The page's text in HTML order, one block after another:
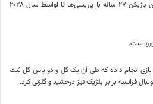
این وینگر فرانسوی هستند. قرارداد این بازیکن ۲۷ ساله با پاریسی‌ها تا اواسط سال ۲۰۲۸
لیگ ۱ فرانسه سه بازی انجام داده که طی آن یک گل و دو پاس گل ثبت
فرانسه برابر بلژیک نیز درخشید و گلزنی کرد.